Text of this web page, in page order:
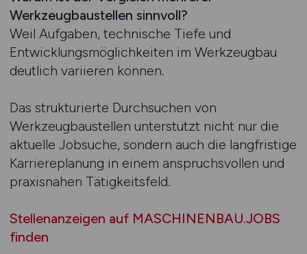
Werkzeugbaustellen sinnvoll?
Weil Aufgaben, technische Tiefe und
Entwicklungsmöglichkeiten im Werkzeugbau
deutlich variieren können.
Das strukturierte Durchsuchen von
Werkzeugbaustellen unterstützt nicht nur die
aktuelle Jobsuche, sondern auch die langfristige
Karriereplanung in einem anspruchsvollen und
praxisnahen Tätigkeitsfeld.
Stellenanzeigen auf MASCHINENBAU.JOBS
finden